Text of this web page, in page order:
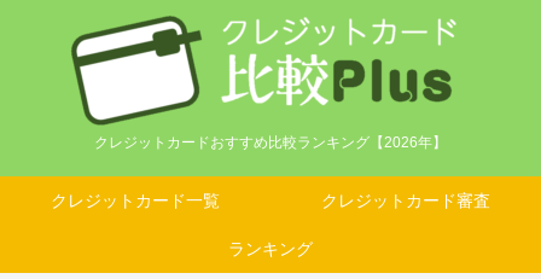
クレジットカードおすすめ比較ランキング【2026年】
クレジットカード一覧 クレジットカード審査
ランキング